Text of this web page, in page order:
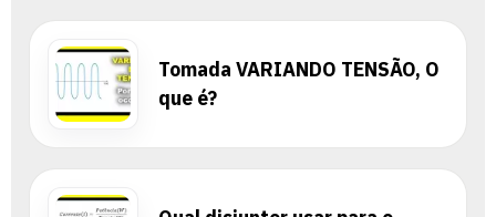
Tomada VARIANDO TENSÃO, O
que é?